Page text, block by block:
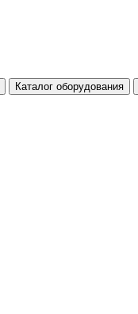
Каталог оборудования